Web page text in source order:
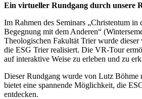
Ein virtueller Rundgang durch unsere
Im Rahmen des Seminars „Christentum in
Begegnung mit dem Anderen“
Theologischen Fakultät Trier wurde
die ESG Trier realisiert. Die VR-Tour
auf interaktive Weise zu erleben und zu
Dieser Rundgang wurde von Lutz Böhme
bietet eine spannende Möglichkeit, die
entdecken.